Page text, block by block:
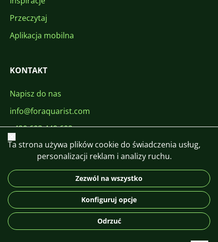
Przeczytaj
Aplikacja mobilna
KONTAKT
Napisz do nas
info@foraquarist.com
+420 603 449 602
DE
© 2026 For Aquarist
Zamknij
Ta strona używa plików cookie do świadczenia usług,
personalizacji reklam i analizy ruchu.
Zezwól na wszystko
Konfiguruj opcje
Odrzuć